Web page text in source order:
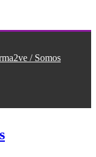
/ Somos